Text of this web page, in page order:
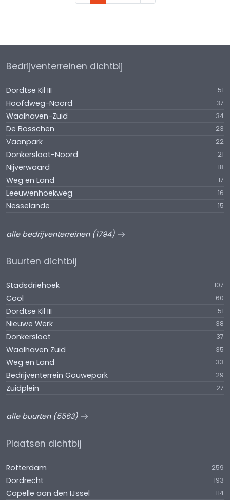
Bedrijventerreinen dichtbij
Dordtse Kil III 51
Hoofdweg-Noord 37
Waalhaven-Zuid 34
De Bosschen 23
Vaanpark 22
Donkersloot-Noord 21
Nijverwaard 18
Weg en Land 17
Leeuwenhoekweg 16
Nesselande 15
alle bedrijventerreinen (1794)
Buurten dichtbij
Stadsdriehoek 107
Cool 60
Dordtse Kil III 51
Nieuwe Werk 38
Donkersloot 37
Waalhaven Zuid 35
Weg en Land 33
Bedrijventerrein Gouwepark 29
Zuidplein 27
alle buurten (5563)
Plaatsen dichtbij
Rotterdam 259
Dordrecht 193
Capelle aan den IJssel 114